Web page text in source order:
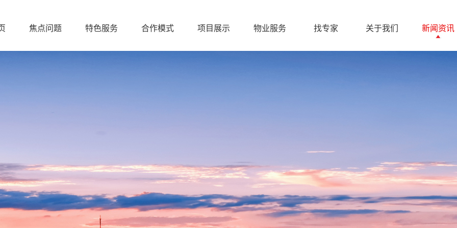
焦点问题 特色服务 合作模式 项目展示 物业服务 找专家 关于我们 新闻资讯